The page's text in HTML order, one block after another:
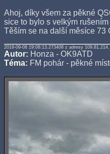
Ahoj, díky všem za pěkné
sice to bylo s velkým
Těším se na další měsíce 73
2018-09-08 19:08:13.273408 z adresy
Autor: Honza - OK9ATD
Téma: FM pohár - pěkné